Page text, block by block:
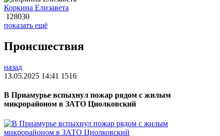
Коркина Елизавета
128030
показать ещё
Происшествия
назад
13.05.2025 14:41 1516
В Приамурье вспыхнул пожар рядом с жилым
микрорайоном в ЗАТО Циолковский